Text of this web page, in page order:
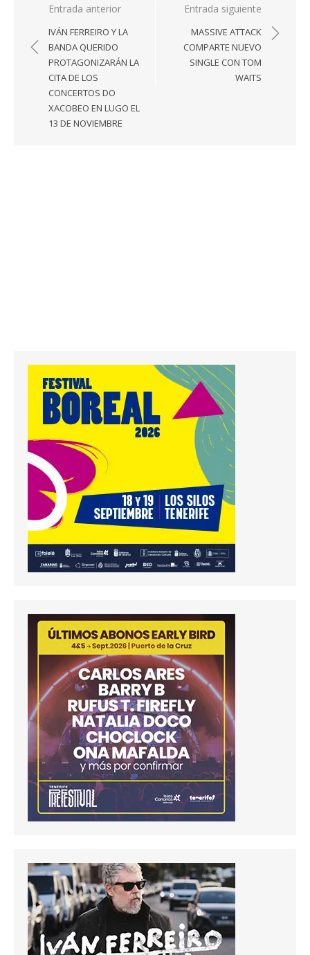
Navegación
entradas
Entrada anterior
IVÁN FERREIRO Y LA
BANDA QUERIDO
PROTAGONIZARÁN LA
CITA DE LOS
CONCERTOS DO
XACOBEO EN LUGO EL
13 DE NOVIEMBRE
Entrada siguiente
MASSIVE ATTACK
COMPARTE NUEVO
SINGLE CON TOM
WAITS